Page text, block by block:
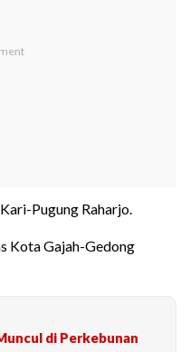
Pugung Raharjo.
Kota Gajah-Gedong
di Perkebunan